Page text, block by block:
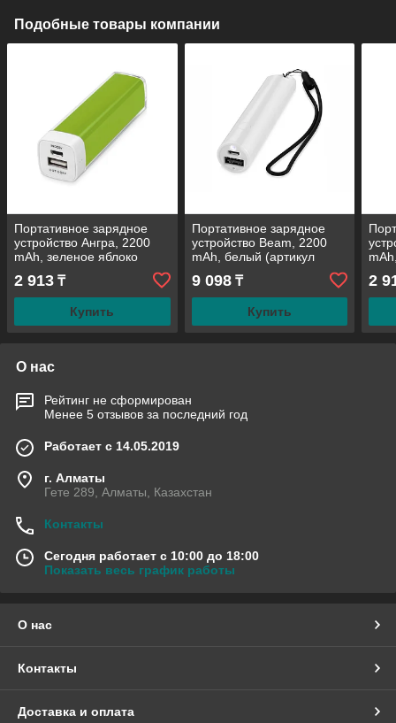
Подобные товары компании
Портативное зарядное
устройство Ангра, 2200
mAh, зеленое яблоко
(артикул 392445)
2 913 ₸
Купить
Портативное зарядное
устройство Beam, 2200
mAh, белый (артикул
12359304)
9 098₸
Купить
2
О нас
Рейтинг не сформирован
Менее 5 отзывов за последний год
Работает с 14.05.2019
г. Алматы
Гете 289, Алматы, Казахстан
Контакты
Сегодня работает с 10:00 до 18:00
Показать весь график работы
О нас
Контакты
Доставка и оплата